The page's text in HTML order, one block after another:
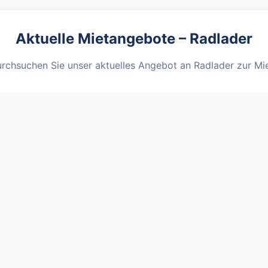
Aktuelle Mietangebote – Radlader
Sie unser aktuelles Angebot an Radladerzur